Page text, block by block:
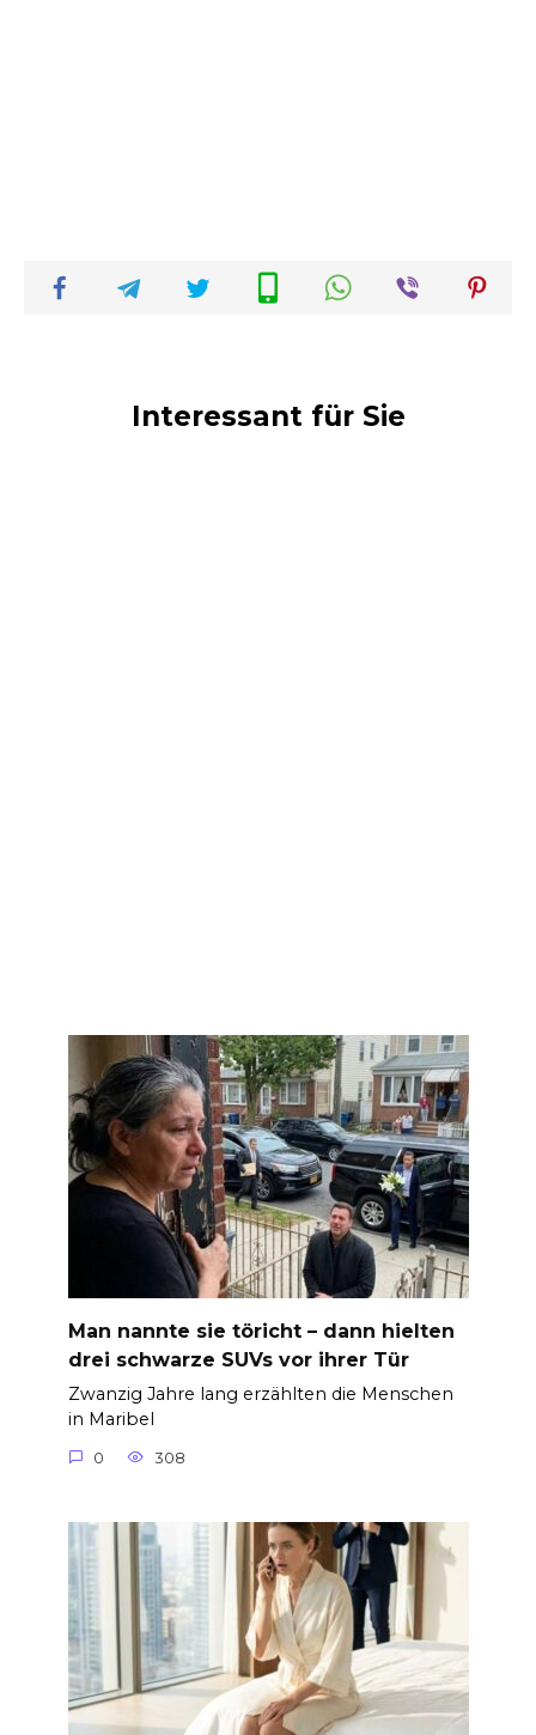
Interessant für Sie
Man nannte sie töricht – dann hielten
drei schwarze SUVs vor ihrer Tür
Zwanzig Jahre lang erzählten die Menschen
in Maribel
0 308